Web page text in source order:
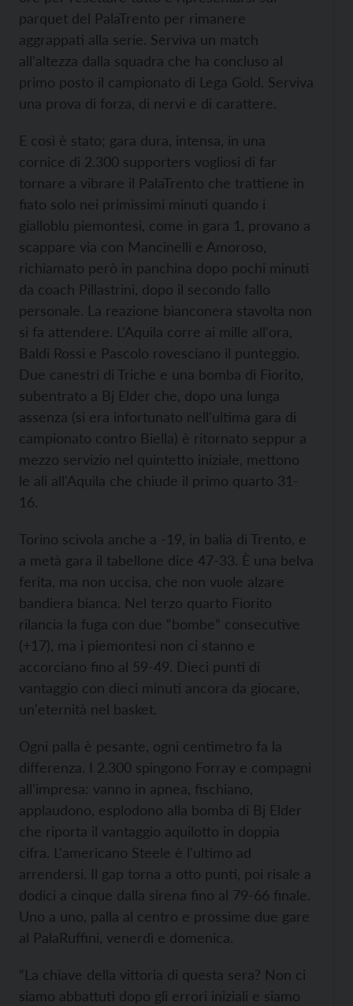
parquet del PalaTrento per rimanere
aggrappati alla serie. Serviva un match
all'altezza dalla squadra che ha concluso al
primo posto il campionato di Lega Gold. Serviva
una prova di forza, di nervi e di carattere.
E così è stato; gara dura, intensa, in una
cornice di 2.300 supporters vogliosi di far
tornare a vibrare il PalaTrento che trattiene in
fiato solo nei primissimi minuti quando i
gialloblu piemontesi, come in gara 1, provano a
scappare via con Mancinelli e Amoroso,
richiamato però in panchina dopo pochi minuti
da coach Pillastrini, dopo il secondo fallo
personale. La reazione bianconera stavolta non
si fa attendere. L'Aquila corre ai mille all'ora,
Baldi Rossi e Pascolo rovesciano il punteggio.
Due canestri di Triche e una bomba di Fiorito,
subentrato a Bj Elder che, dopo una lunga
assenza (si era infortunato nell'ultima gara di
campionato contro Biella) è ritornato seppur a
mezzo servizio nel quintetto iniziale, mettono
le ali all'Aquila che chiude il primo quarto 31-
16.
Torino scivola anche a -19, in balia di Trento, e
a metà gara il tabellone dice 47-33. È una belva
ferita, ma non uccisa, che non vuole alzare
bandiera bianca. Nel terzo quarto Fiorito
rilancia la fuga con due “bombe” consecutive
(+17), ma i piemontesi non ci stanno e
accorciano fino al 59-49. Dieci punti di
vantaggio con dieci minuti ancora da giocare,
un'eternità nel basket.
Ogni palla è pesante, ogni centimetro fa la
differenza. I 2.300 spingono Forray e compagni
all'impresa: vanno in apnea, fischiano,
applaudono, esplodono alla bomba di Bj Elder
che riporta il vantaggio aquilotto in doppia
cifra. L'americano Steele è l'ultimo ad
arrendersi. Il gap torna a otto punti, poi risale a
dodici a cinque dalla sirena fino al 79-66 finale.
Uno a uno, palla al centro e prossime due gare
al PalaRuffini, venerdì e domenica.
“La chiave della vittoria di questa sera? Non ci
siamo abbattuti dopo gli errori iniziali e siamo